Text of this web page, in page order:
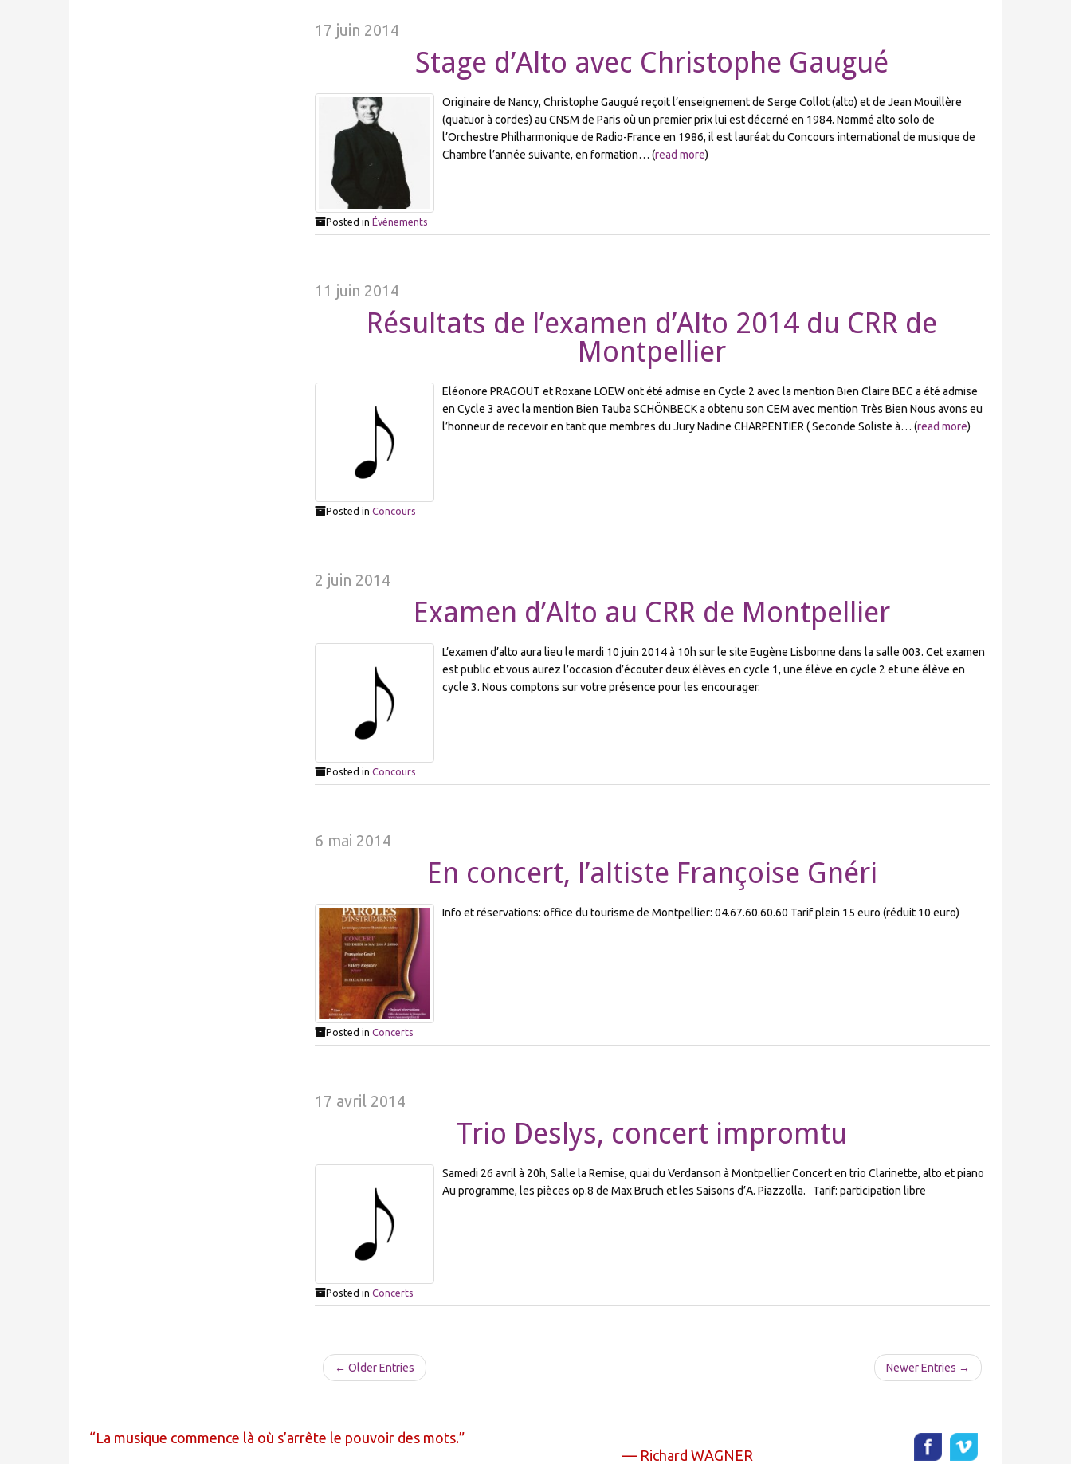
17 juin 2014
Stage d’Alto avec Christophe Gaugué
Originaire de Nancy, Christophe Gaugué reçoit l’enseignement de Serge Collot (alto) et de Jean Mouillère
(quatuor à cordes) au CNSM de Paris où un premier prix lui est décerné en 1984. Nommé alto solo de
l’Orchestre Philharmonique de Radio-France en 1986, il est lauréat du Concours international de musique de
Chambre l’année suivante, en formation… (read more)
Posted in Événements
11 juin 2014
Résultats de l’examen d’Alto 2014 du CRR de
Montpellier
Eléonore PRAGOUT et Roxane LOEW ont été admise en Cycle 2 avec la mention Bien Claire BEC a été admise
en Cycle 3 avec la mention Bien Tauba SCHÖNBECK a obtenu son CEM avec mention Très Bien Nous avons eu
l’honneur de recevoir en tant que membres du Jury Nadine CHARPENTIER ( Seconde Soliste à… (read more)
Posted in Concours
2 juin 2014
Examen d’Alto au CRR de Montpellier
L’examen d’alto aura lieu le mardi 10 juin 2014 à 10h sur le site Eugène Lisbonne dans la salle 003. Cet examen
est public et vous aurez l’occasion d’écouter deux élèves en cycle 1, une élève en cycle 2 et une élève en
cycle 3. Nous comptons sur votre présence pour les encourager.
Posted in Concours
6 mai 2014
En concert, l’altiste Françoise Gnéri
Info et réservations: office du tourisme de Montpellier: 04.67.60.60.60 Tarif plein 15 euro (réduit 10 euro)
Posted in Concerts
17 avril 2014
Trio Deslys, concert impromtu
Samedi 26 avril à 20h, Salle la Remise, quai du Verdanson à Montpellier Concert en trio Clarinette, alto et piano
Au programme, les pièces op.8 de Max Bruch et les Saisons d’A. Piazzolla. Tarif: participation libre
Posted in Concerts
← Older Entries Newer Entries →
La musique commence là où s’arrête le pouvoir des mots.
— Richard WAGNER